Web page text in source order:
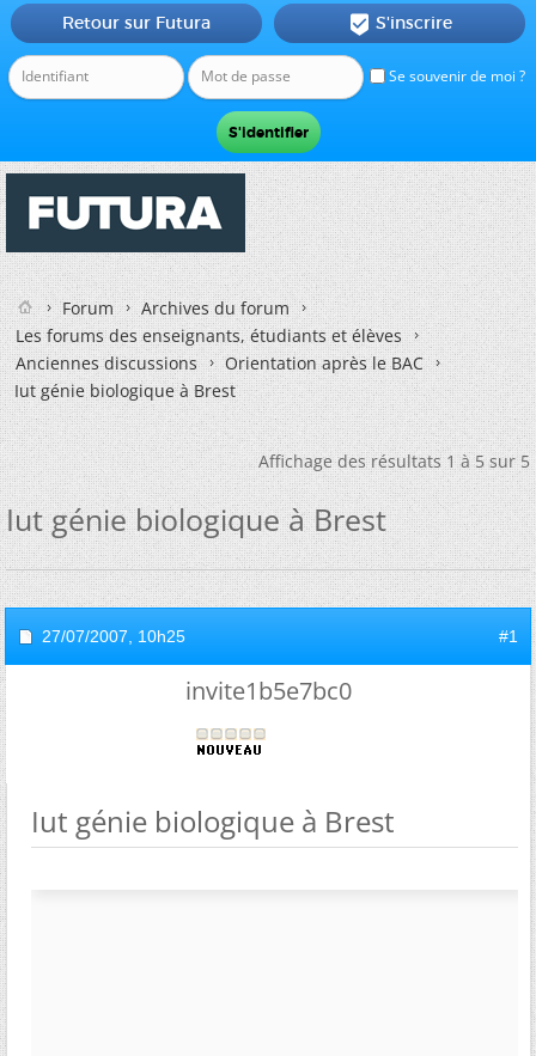
Se souvenir de moi ?
Retour sur Futura  S'inscrire
Forum
Archives du forum
Les forums des enseignants, étudiants et élèves
Anciennes discussions
Orientation après le BAC
Iut génie biologique à Brest
Affichage des résultats 1 à 5 sur 5
Iut génie biologique à Brest
27/07/2007, 10h25 #1
invite1b5e7bc0
Iut génie biologique à Brest